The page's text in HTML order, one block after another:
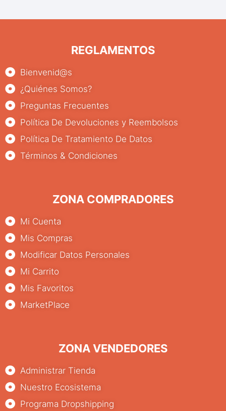
REGLAMENTOS
Bienvenid@s
¿Quiénes Somos?
Preguntas Frecuentes
Política De Devoluciones y Reembolsos
Política De Tratamiento De Datos
Términos & Condiciones
ZONA COMPRADORES
Mi Cuenta
Mis Compras
Modificar Datos Personales
Mi Carrito
Mis Favoritos
MarketPlace
ZONA VENDEDORES
Administrar Tienda
Nuestro Ecosistema
Programa Dropshipping